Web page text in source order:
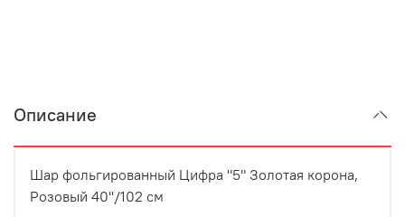
Описание
Шар фольгированный Цифра "5" Золотая корона,
Розовый 40''/102 см